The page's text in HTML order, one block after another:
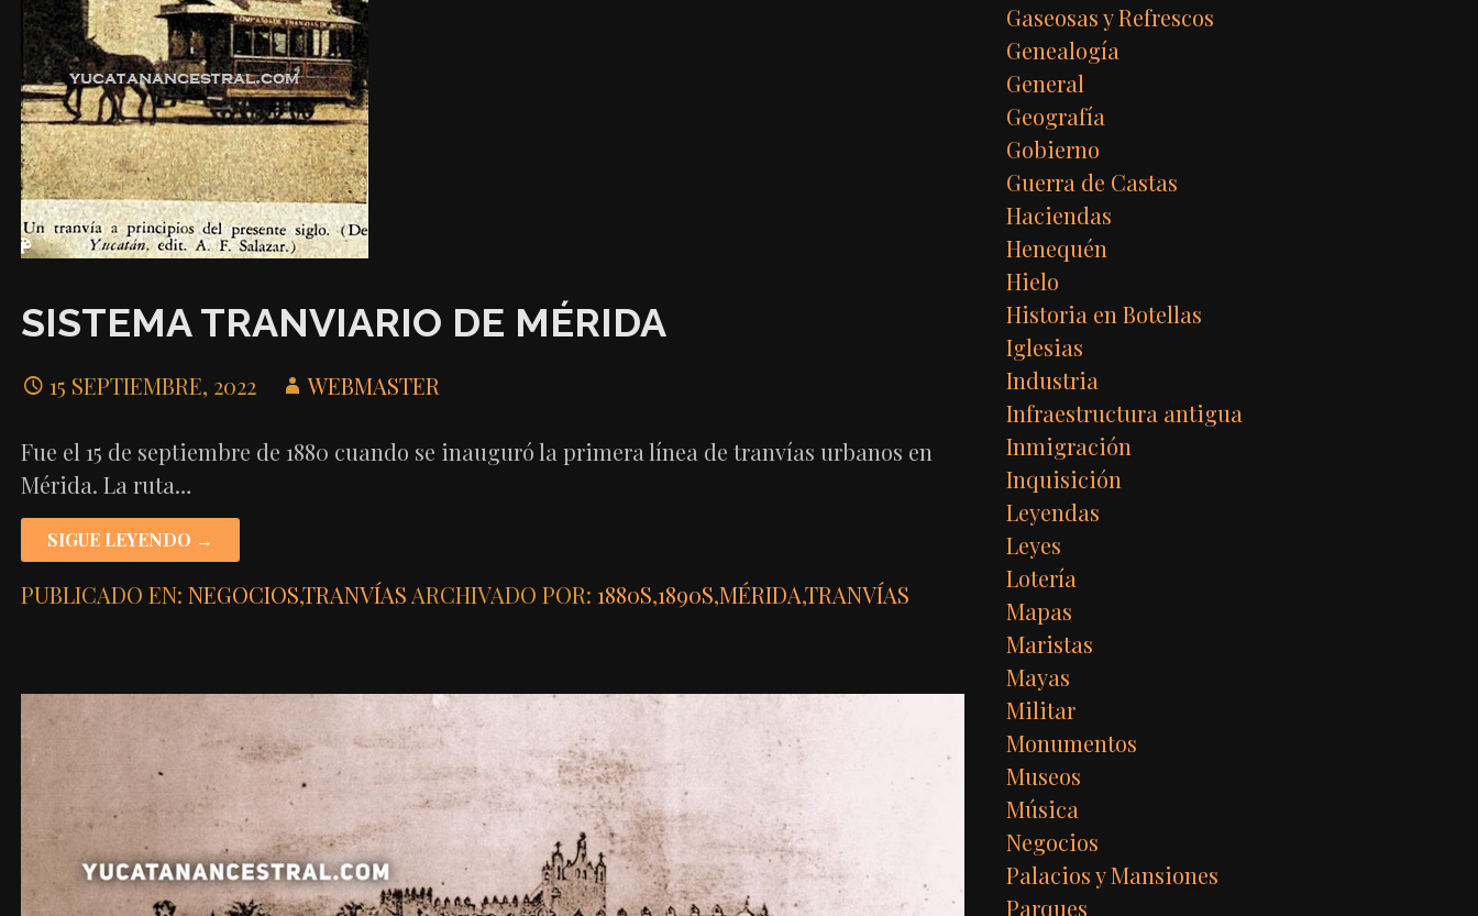
SISTEMA TRANVIARIO DE MÉRIDA
15 SEPTIEMBRE, 2022 WEBMASTER
Fue el 15 de septiembre de 1880 cuando se inauguró la primera línea de tranvías urbanos en
Mérida. La ruta…
SIGUE LEYENDO →
PUBLICADO EN: NEGOCIOS,TRANVÍAS ARCHIVADO POR: 1880S,1890S,MÉRIDA,TRANVÍAS
Gaseosas y Refrescos
Genealogía
General
Geografía
Gobierno
Guerra de Castas
Haciendas
Henequén
Hielo
Historia en Botellas
Iglesias
Industria
Infraestructura antigua
Inmigración
Inquisición
Leyendas
Leyes
Lotería
Mapas
Maristas
Mayas
Militar
Monumentos
Museos
Música
Negocios
Palacios y Mansiones
Parques